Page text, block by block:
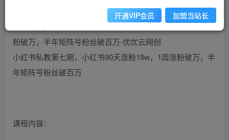
313 49
小红书私教第七期，小红书90天涨粉18w，1周涨粉破万，半
年矩阵号粉丝破百万
课程内容：
开通VIP会员 加盟当站长